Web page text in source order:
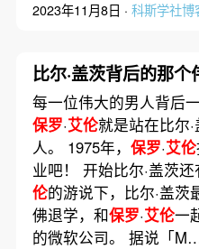
2023年11月8日 · 科斯学社博
比尔·盖茨背后的那
每一位伟大的男人背后
保罗·艾伦就是站在比尔
人。 1975年， 保罗·艾伦
业吧！ 开始比尔·盖茨
伦的游说下，比尔·盖茨
佛退学，和保罗·艾伦一
的微软公司。 据说「